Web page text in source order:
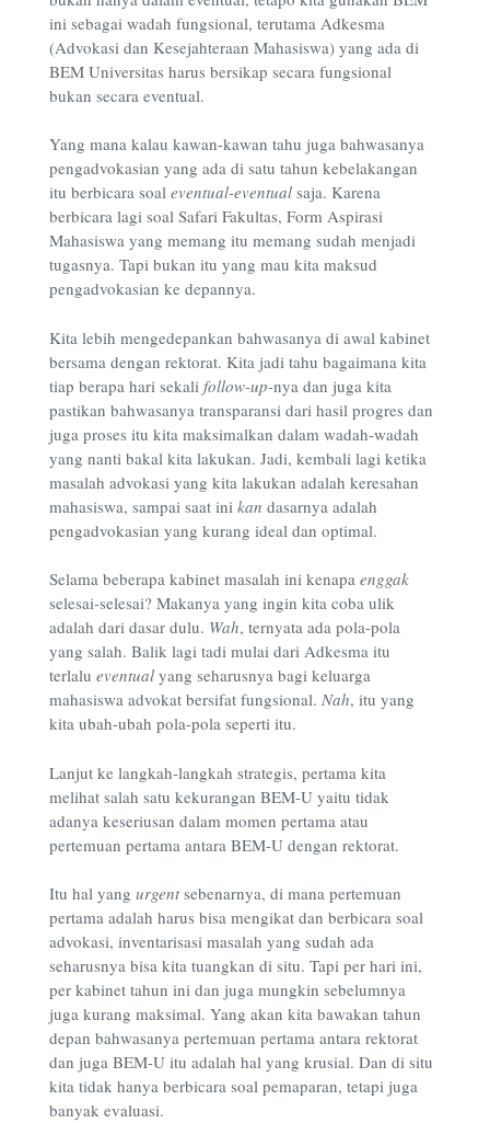
ini sebagai wadah fungsional, terutama Adkesma
(Advokasi dan Kesejahteraan Mahasiswa) yang ada di
BEM Universitas harus bersikap secara fungsional
bukan secara eventual.
Yang mana kalau kawan-kawan tahu juga bahwasanya
pengadvokasian yang ada di satu tahun kebelakangan
itu berbicara soal eventual-eventual saja. Karena
berbicara lagi soal Safari Fakultas, Form Aspirasi
Mahasiswa yang memang itu memang sudah menjadi
tugasnya. Tapi bukan itu yang mau kita maksud
pengadvokasian ke depannya.
Kita lebih mengedepankan bahwasanya di awal kabinet
bersama dengan rektorat. Kita jadi tahu bagaimana kita
tiap berapa hari sekali follow-up-nya dan juga kita
pastikan bahwasanya transparansi dari hasil progres dan
juga proses itu kita maksimalkan dalam wadah-wadah
yang nanti bakal kita lakukan. Jadi, kembali lagi ketika
masalah advokasi yang kita lakukan adalah keresahan
mahasiswa, sampai saat ini kan dasarnya adalah
pengadvokasian yang kurang ideal dan optimal.
Selama beberapa kabinet masalah ini kenapa enggak
selesai-selesai? Makanya yang ingin kita coba ulik
adalah dari dasar dulu. Wah, ternyata ada pola-pola
yang salah. Balik lagi tadi mulai dari Adkesma itu
terlalu eventual yang seharusnya bagi keluarga
mahasiswa advokat bersifat fungsional. Nah, itu yang
kita ubah-ubah pola-pola seperti itu.
Lanjut ke langkah-langkah strategis, pertama kita
melihat salah satu kekurangan BEM-U yaitu tidak
adanya keseriusan dalam momen pertama atau
pertemuan pertama antara BEM-U dengan rektorat.
Itu hal yang urgentsebenarnya, di mana pertemuan
pertama adalah harus bisa mengikat dan berbicara soal
advokasi, inventarisasi masalah yang sudah ada
seharusnya bisa kita tuangkan di situ. Tapi per hari ini,
per kabinet tahun ini dan juga mungkin sebelumnya
juga kurang maksimal. Yang akan kita bawakan tahun
depan bahwasanya pertemuan pertama antara rektorat
dan juga BEM-U itu adalah hal yang krusial. Dan di situ
kita tidak hanya berbicara soal pemaparan, tetapi juga
banyak evaluasi.